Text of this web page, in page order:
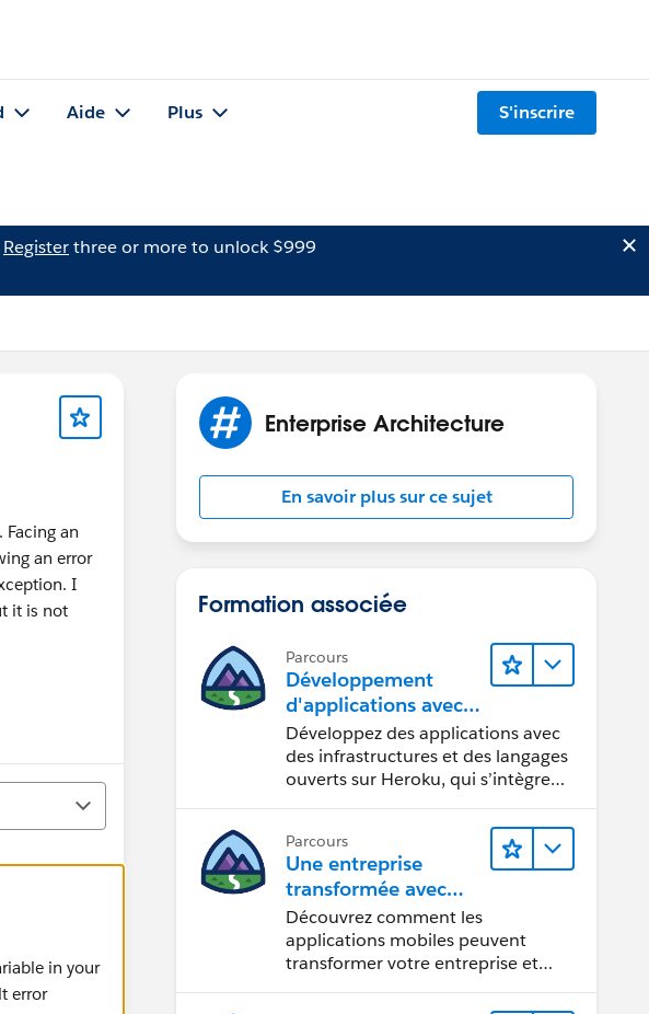
Aide Plus S'inscrire
Registerthree or more to unlock $999
an
an error
I
it is not
in your
error
Enterprise Architecture
En savoir plus sur ce sujet
Formation associée
Parcours
Développement
d'applications avec
Heroku Enterprise
Développez des applications avec
des infrastructures et des langages
ouverts sur Heroku, qui s’intègrent
Parcours
Une entreprise
transformée avec
Mobile
Découvrez comment les
applications mobiles peuvent
transformer votre entreprise et